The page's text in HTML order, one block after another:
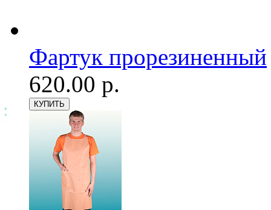
Фартук прорезиненный
620.00 р.